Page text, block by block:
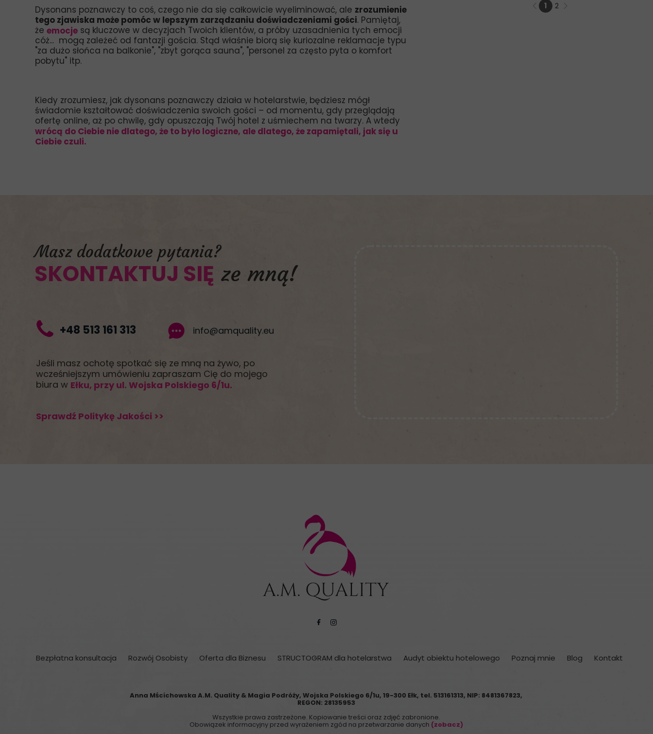
1 2
Dysonans poznawczy to coś, czego nie da się całkowicie wyeliminować, ale zrozumienie
tego zjawiska może pomóc w lepszym zarządzaniu doświadczeniami gości. Pamiętaj,
że emocje są kluczowe w decyzjach Twoich klientów, a próby uzasadnienia tych emocji
cóż... mogą zależeć od fantazji gościa. Stąd właśnie biorą się kuriozalne reklamacje typu
"za dużo słońca na balkonie", "zbyt gorąca sauna", "personel za często pyta o komfort
pobytu" itp.
Kiedy zrozumiesz, jak dysonans poznawczy działa w hotelarstwie, będziesz mógł
świadomie kształtować doświadczenia swoich gości – od momentu, gdy przeglądają
ofertę online, aż po chwilę, gdy opuszczają Twój hotel z uśmiechem na twarzy. A wtedy
wrócą do Ciebie nie dlatego, że to było logiczne, ale dlatego, że zapamiętali, jak się u
Ciebie czuli.
Anna Mścichowska A.M. Quality & Magia Podróży, Wojska Polskiego 6/1u, 19-300 Ełk, tel. 513161313, NIP: 8481367823,
REGON: 28135953
Wszystkie prawa zastrzeżone. Kopiowanie treści oraz zdjęć zabronione.
Obowiązek informacyjny przed wyrażeniem zgód na przetwarzanie danych (zobacz)
Bezpłatna konsultacja Rozwój Osobisty Oferta dla Biznesu STRUCTOGRAM dla hotelarstwa Audyt obiektu hotelowego Poznaj mnie Blog Kontakt
Masz dodatkowe pytania?
SKONTAKTUJ SIĘ ze mną!
info@amquality.eu
+48 513 161 313
Jeśli masz ochotę spotkać się ze mną na żywo, po
wcześniejszym umówieniu zapraszam Cię do mojego
biura w Ełku, przy ul. Wojska Polskiego 6/1u.
Sprawdź Politykę Jakości >>